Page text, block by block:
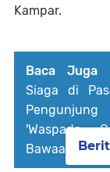
Kampar.
Baca Juga
Siaga di
'Waspada
Bawaan'!